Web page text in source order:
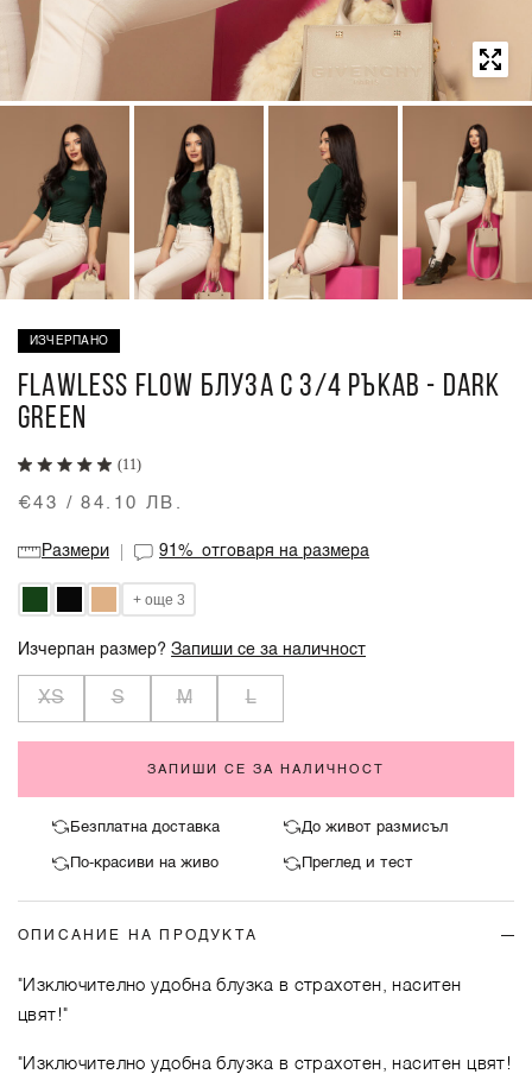
ИЗЧЕРПАНО
FLAWLESS FLOW БЛУЗА С 3/4 РЪКАВ - DARK
GREEN
(11)
€43 / 84.10 ЛВ.
Размери 91%отговаря на размера
+ още 3
Изчерпан размер?Запиши се за наличност
XS S M L
ЗАПИШИ СЕ ЗА НАЛИЧНОСТ
Безплатна доставка До живот размисъл
По-красиви на живо Преглед и тест
ОПИСАНИЕ НА ПРОДУКТА
"Изключително удобна блузка в страхотен, наситен
цвят!"
"Изключително удобна блузка в страхотен, наситен цвят!